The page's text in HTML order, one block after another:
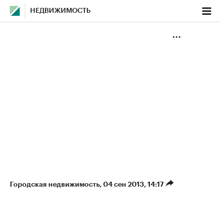
НЕДВИЖИМОСТЬ
Городская недвижимость⁠, 04 сен 2013, 14:17